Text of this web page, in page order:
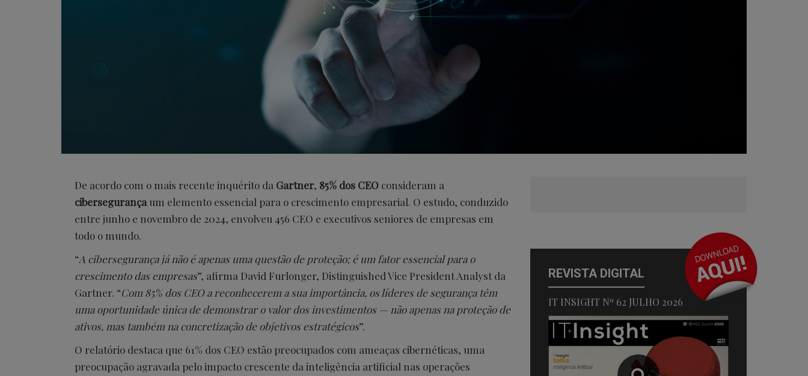
De acordo com o mais recente inquérito da Gartner, 85% dos CEO consideram a
cibersegurançaum elemento essencial para o crescimento empresarial. O estudo, conduzido
entre junho e novembro de 2024, envolveu 456 CEO e executivos seniores de empresas em
todo o mundo.
“A cibersegurança já não é apenas uma questão de proteção; é um fator essencial para o
crescimento das empresas”, afirma David Furlonger, Distinguished Vice President Analyst da
Gartner. “Com 85% dos CEO a reconhecerem a sua importância, os líderes de segurança têm
uma oportunidade única de demonstrar o valor dos investimentos — não apenas na proteção de
ativos, mas também na concretização de objetivos estratégicos”.
O relatório destaca que 61% dos CEO estão preocupados com ameaças cibernéticas, uma
preocupação agravada pelo impacto crescente da inteligência artificial nas operações
REVISTA DIGITAL
IT INSIGHT Nº 62 JULHO 2026